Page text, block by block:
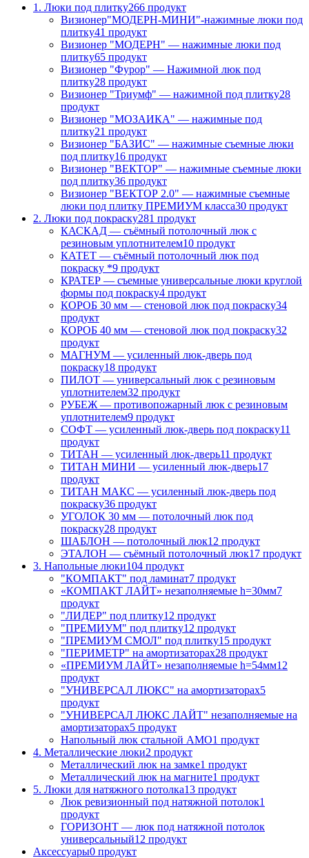
1. Люки под плитку266 продукт
Визионер"МОДЕРН-МИНИ"-нажимные люки под
плитку41 продукт
Визионер "МОДЕРН" — нажимные люки под
плитку65 продукт
Визионер "Фурор" — Нажимной люк под
плитку28 продукт
Визионер "Триумф" — нажимной под плитку28
продукт
Визионер "МОЗАИКА" — нажимные под
плитку21 продукт
Визионер "БАЗИС" — нажимные съемные люки
под плитку16 продукт
Визионер "ВЕКТОР" — нажимные съемные люки
под плитку36 продукт
Визионер "ВЕКТОР 2.0" — нажимные съемные
люки под плитку ПРЕМИУМ класса30 продукт
2. Люки под покраску281 продукт
КАСКАД — съёмный потолочный люк с
резиновым уплотнителем10 продукт
КАТЕТ — съёмный потолочный люк под
покраску *9 продукт
КРАТЕР — съемные универсальные люки круглой
формы под покраску4 продукт
КОРОБ 30 мм — стеновой люк под покраску34
продукт
КОРОБ 40 мм — стеновой люк под покраску32
продукт
МАГНУМ — усиленный люк-дверь под
покраску18 продукт
ПИЛОТ — универсальный люк с резиновым
уплотнителем32 продукт
РУБЕЖ — противопожарный люк с резиновым
уплотнителем9 продукт
СОФТ — усиленный люк-дверь под покраску11
продукт
ТИТАН — усиленный люк-дверь11 продукт
ТИТАН МИНИ — усиленный люк-дверь17
продукт
ТИТАН МАКС — усиленный люк-дверь под
покраску36 продукт
УГОЛОК 30 мм — потолочный люк под
покраску28 продукт
ШАБЛОН — потолочный люк12 продукт
ЭТАЛОН — съёмный потолочный люк17 продукт
3. Напольные люки104 продукт
"КОМПАКТ" под ламинат7 продукт
«КОМПАКТ ЛАЙТ» незаполняемые h=30мм7
продукт
"ЛИДЕР" под плитку12 продукт
"ПРЕМИУМ" под плитку12 продукт
"ПРЕМИУМ СМОЛ" под плитку15 продукт
"ПЕРИМЕТР" на амортизаторах28 продукт
«ПРЕМИУМ ЛАЙТ» незаполняемые h=54мм12
продукт
"УНИВЕРСАЛ ЛЮКС" на амортизаторах5
продукт
"УНИВЕРСАЛ ЛЮКС ЛАЙТ" незаполняемые на
амортизаторах5 продукт
Напольный люк стальной АМО1 продукт
4. Металлические люки2 продукт
Металлический люк на замке1 продукт
Металлический люк на магните1 продукт
5. Люки для натяжного потолка13 продукт
Люк ревизионный под натяжной потолок1
продукт
ГОРИЗОНТ — люк под натяжной потолок
универсальный12 продукт
Аксессуары0 продукт